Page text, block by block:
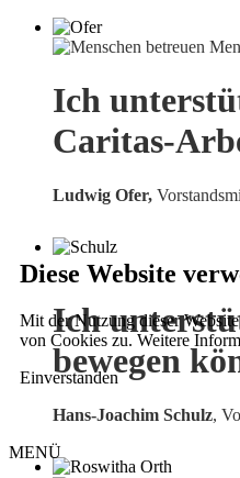
Ich
Caritas-
Ludwig Ofer,
Ich
bewegen
Hans-Joachim Schulz,
Diese Website
Mit der Nutzung dieser
von Cookies zu. Weitere
Einverstanden
MENÜ